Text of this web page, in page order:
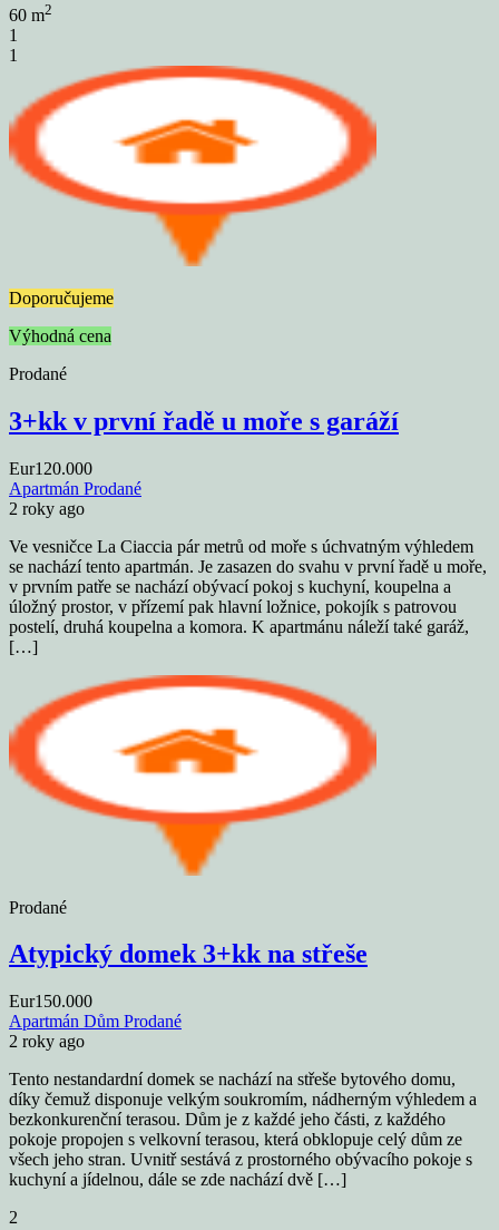
60 m2
1
1
Doporučujeme
Výhodná cena
Prodané
3+kk v první řadě u moře s garáží
Eur120.000
Apartmán Prodané
2 roky ago
Ve vesničce La Ciaccia pár metrů od moře s úchvatným výhledem
se nachází tento apartmán. Je zasazen do svahu v první řadě u moře,
v prvním patře se nachází obývací pokoj s kuchyní, koupelna a
úložný prostor, v přízemí pak hlavní ložnice, pokojík s patrovou
postelí, druhá koupelna a komora. K apartmánu náleží také garáž,
[…]
Prodané
Atypický domek 3+kk na střeše
Eur150.000
Apartmán Dům Prodané
2 roky ago
Tento nestandardní domek se nachází na střeše bytového domu,
díky čemuž disponuje velkým soukromím, nádherným výhledem a
bezkonkurenční terasou. Dům je z každé jeho části, z každého
pokoje propojen s velkovní terasou, která obklopuje celý dům ze
všech jeho stran. Uvnitř sestává z prostorného obývacího pokoje s
kuchyní a jídelnou, dále se zde nachází dvě […]
2